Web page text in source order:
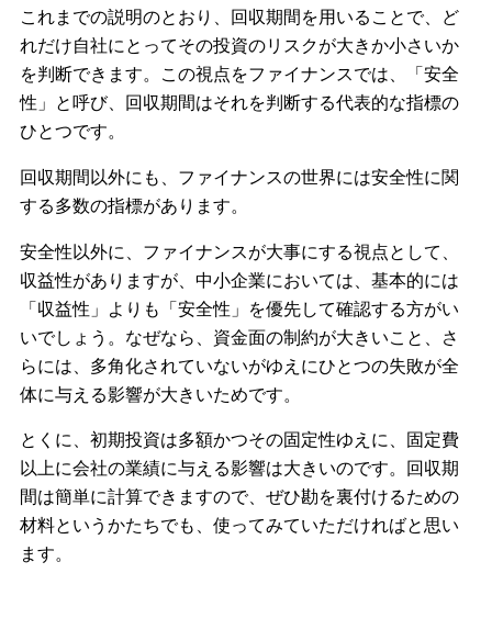
これまでの説明のとおり、回収期間を用いることで、ど
れだけ自社にとってその投資のリスクが大きか小さいか
を判断できます。この視点をファイナンスでは、「安全
性」と呼び、回収期間はそれを判断する代表的な指標の
ひとつです。
回収期間以外にも、ファイナンスの世界には安全性に関
する多数の指標があります。
安全性以外に、ファイナンスが大事にする視点として、
収益性がありますが、中小企業においては、基本的には
「収益性」よりも「安全性」を優先して確認する方がい
いでしょう。なぜなら、資金面の制約が大きいこと、さ
らには、多角化されていないがゆえにひとつの失敗が全
体に与える影響が大きいためです。
とくに、初期投資は多額かつその固定性ゆえに、固定費
以上に会社の業績に与える影響は大きいのです。回収期
間は簡単に計算できますので、ぜひ勘を裏付けるための
材料というかたちでも、使ってみていただければと思い
ます。